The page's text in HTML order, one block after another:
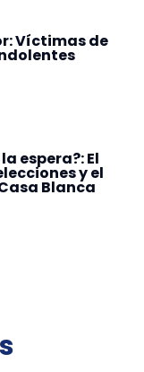
Víctimas de
espera?: El
y el
Blanca